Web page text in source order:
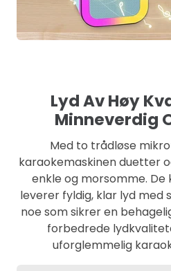
Lyd Av Høy
Minneverdig
Med to trådløse
karaokemaskinen duetter
enkle og morsomme.
leverer fyldig, klar lyd med
noe som sikrer en
forbedrede
uforglemmelig